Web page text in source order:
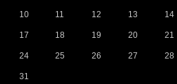
10 11 12 13 14
17 18 19 20 21
24 25 26 27 28
31